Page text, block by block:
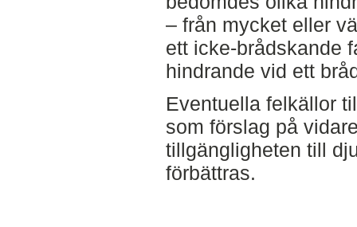
– från mycket eller
ett icke-brådskande
hindrande vid ett
Eventuella felkällor
som förslag på
tillgängligheten till
förbättras.